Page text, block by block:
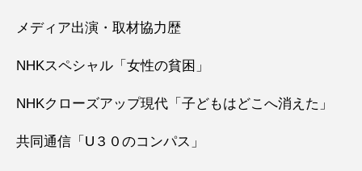
メディア出演・取材協力歴
NHKスペシャル「女性の貧困」
NHKクローズアップ現代「子どもはどこへ消えた」
共同通信「U３０のコンパス」